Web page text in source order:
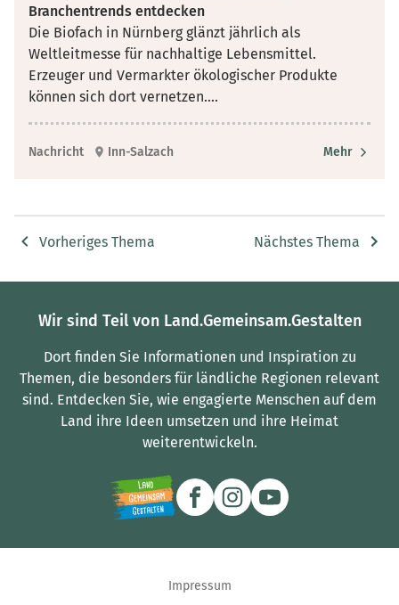
Branchentrends entdecken
Die Biofach in Nürnberg glänzt jährlich als
Weltleitmesse für nachhaltige Lebensmittel.
Erzeuger und Vermarkter ökologischer Produkte
können sich dort vernetzen....
Nachricht Inn-Salzach Mehr
Vorheriges Thema Nächstes Thema
Wir sind Teil von Land.Gemeinsam.Gestalten
Dort finden Sie Informationen und Inspiration zu
Themen, die besonders für ländliche Regionen relevant
sind. Entdecken Sie, wie engagierte Menschen auf dem
Land ihre Ideen umsetzen und ihre Heimat
weiterentwickeln.
Impressum